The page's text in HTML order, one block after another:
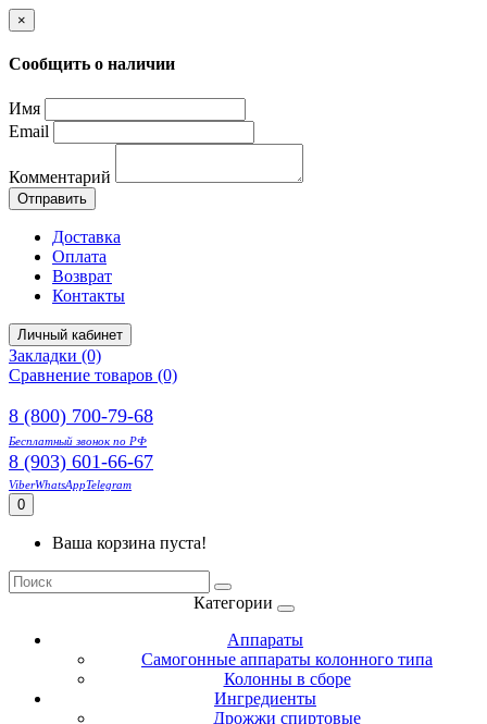
×
Сообщить о наличии
Имя
Email
Комментарий
Отправить
Доставка
Оплата
Возврат
Контакты
Личный кабинет
Закладки (0)
Сравнение товаров (0)
8 (800) 700-79-68
Бесплатный звонок по РФ
8 (903) 601-66-67
ViberWhatsAppTelegram
0
Ваша корзина пуста!
Категории
Аппараты
Самогонные аппараты колонного типа
Колонны в сборе
Ингредиенты
Дрожжи спиртовые